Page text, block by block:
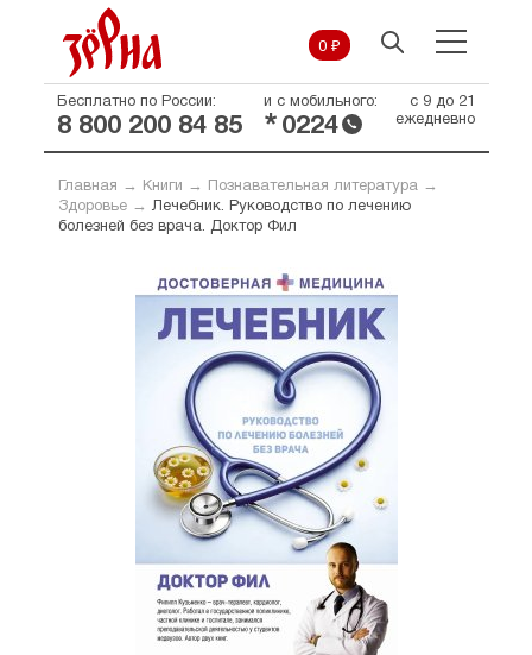
0 ₽
Бесплатно по России:
8 800 200 84 85
и с мобильного:
* 0224
с 9 до 21
ежедневно
Главная → Книги → Познавательная литература→
Здоровье→ Лечебник. Руководство по лечению
болезней без врача. Доктор Фил